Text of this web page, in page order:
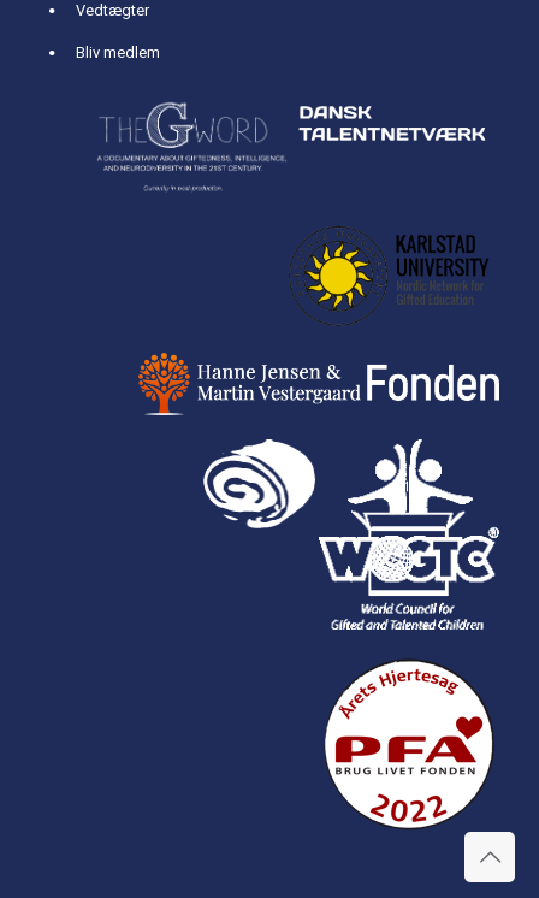
Vedtægter
Bliv medlem